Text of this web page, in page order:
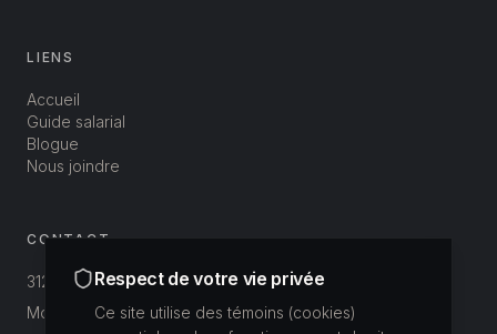
LIENS
Accueil
Guide salarial
Blogue
Nous joindre
CONTACT
312-3800 St-Patrick
Montréal, Québec, Canada
Respect de votre vie privée
Ce site utilise des témoins (cookies)